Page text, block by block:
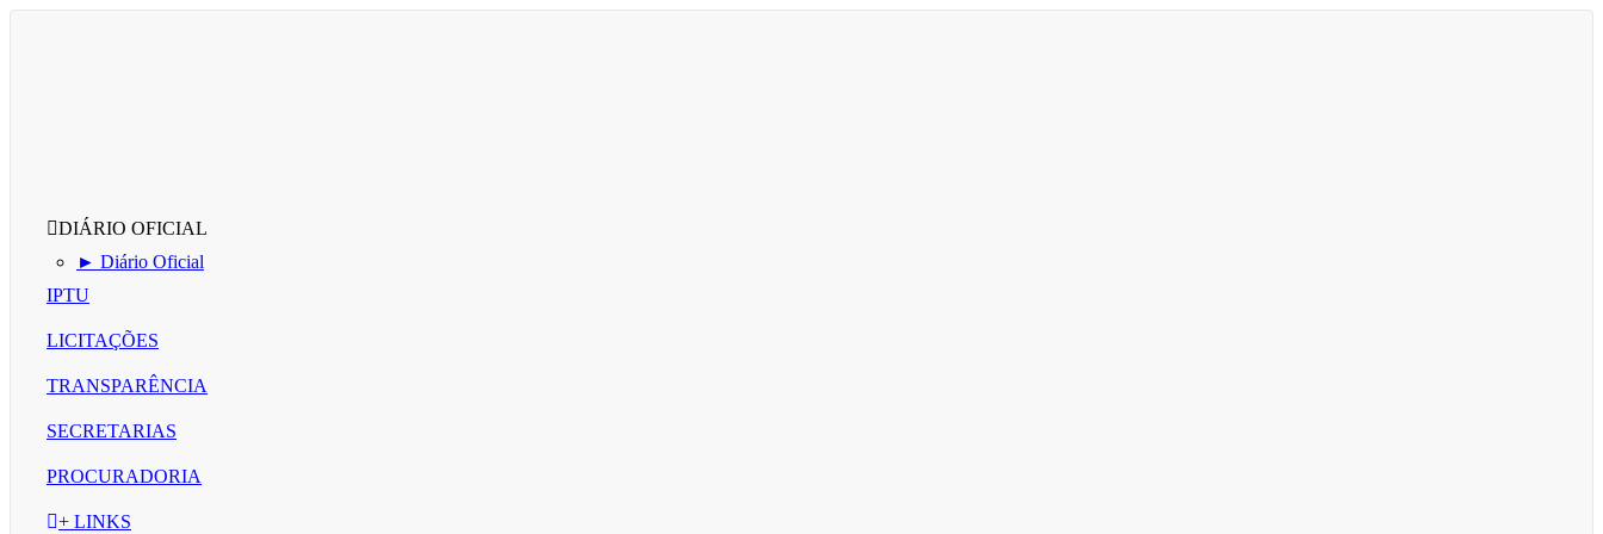
DIÁRIO OFICIAL
► Diário Oficial
IPTU
LICITAÇÕES
TRANSPARÊNCIA
SECRETARIAS
PROCURADORIA
+ LINKS